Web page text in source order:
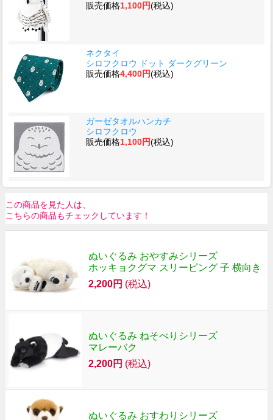
販売価格1,100円(税込)
ネクタイ
シロフクロウ ドット ダークグリーン
販売価格4,400円(税込)
ガーゼタオルハンカチ
シロフクロウ
販売価格1,100円(税込)
この商品を見た人は、
こちらの商品もチェックしています！
ぬいぐるみ おやすみシリーズ
ホッキョクグマ スリーピング 子 横向き
2,200円 (税込)
ぬいぐるみ ねそべりシリーズ
マレーバク
2,200円 (税込)
ぬいぐるみ おすわりシリーズ